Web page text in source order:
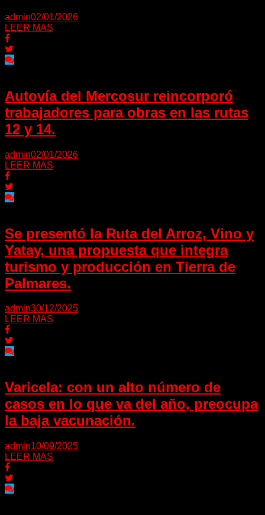
admin02/01/2026
LEER MAS
Autovía del Mercosur reincorporó
trabajadores para obras en las rutas
12 y 14.
admin02/01/2026
LEER MAS
Se presentó la Ruta del Arroz, Vino y
Yatay, una propuesta que integra
turismo y producción en Tierra de
Palmares.
admin30/12/2025
LEER MAS
Varicela: con un alto número de
casos en lo que va del año, preocupa
la baja vacunación.
admin10/09/2025
LEER MAS